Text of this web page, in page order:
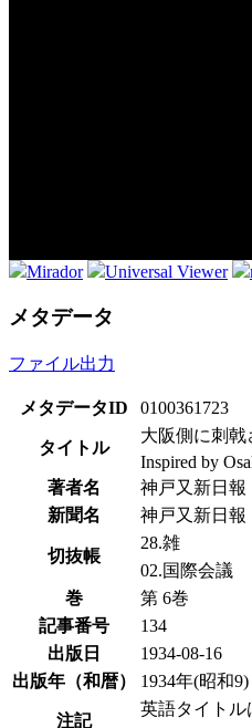
Mirador Universal Viewer
メタデータ
ファイル出力
メタデータID 0100361723
タイトル
大阪側に刺戟
Inspired by
著者名
神戸又新日報
新聞名
神戸又新日報
切抜帳
28.雑
02.国際会議
巻
第 6巻
記事番号
134
出版日
1934-08-16
出版年（和暦）
1934年(昭和9)
注記
英語タイトル